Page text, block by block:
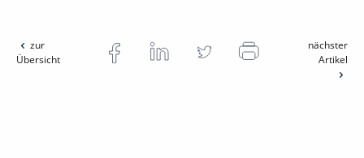
zur
Übersicht
nächster
Artikel